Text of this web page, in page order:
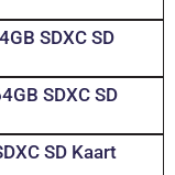
SDXC SD
SDXC SD
SD Kaart